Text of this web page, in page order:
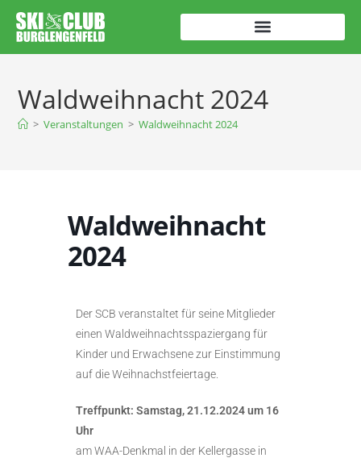
Waldweihnacht 2024
> Veranstaltungen > Waldweihnacht 2024
Waldweihnacht
2024
Der SCB veranstaltet für seine Mitglieder
einen Waldweihnachtsspaziergang für
Kinder und Erwachsene zur Einstimmung
auf die Weihnachstfeiertage.
Treffpunkt: Samstag, 21.12.2024 um 16
Uhr
am WAA-Denkmal in der Kellergasse in